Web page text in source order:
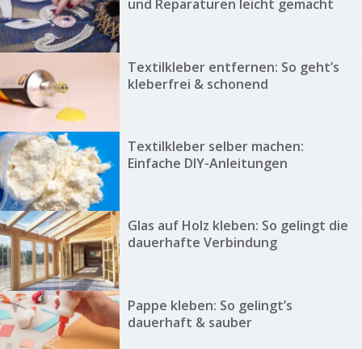
und Reparaturen leicht gemacht
Textilkleber entfernen: So geht’s
kleberfrei & schonend
Textilkleber selber machen:
Einfache DIY-Anleitungen
Glas auf Holz kleben: So gelingt die
dauerhafte Verbindung
Pappe kleben: So gelingt’s
dauerhaft & sauber